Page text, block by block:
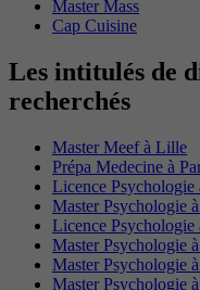
Master Mass
Cap Cuisine
Les intitulés de
recherchés
Master Meef à Lille
Prépa Medecine à
Licence Psychologie
Master Psychologie
Licence Psychologie
Master Psychologie
Master Psychologie
Master Psychologie